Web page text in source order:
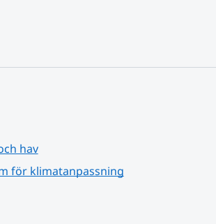
hav
för klimatanpassning